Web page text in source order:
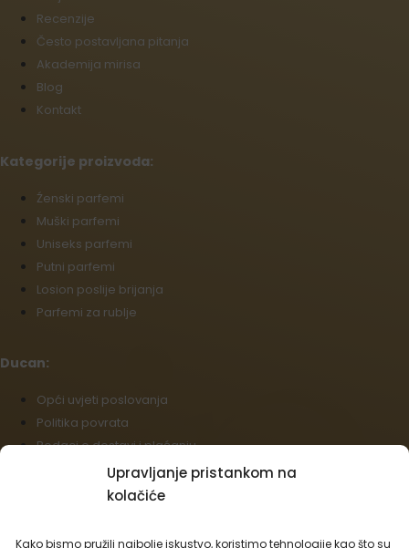
Upravljanje pristankom na
kolačiće
Kako bismo pružili najbolje iskustvo, koristimo tehnologije kao što su
Recenzije
Često postavljana pitanja
Akademija mirisa
Blog
Kontakt
Kategorije proizvoda:
Źenski parfemi
Muški parfemi
Uniseks parfemi
Putni parfemi
Losion poslije brijanja
Parfemi za rublje
Ducan:
Opći uvjeti poslovanja
Politika povrata
Podaci o dostavi i plaćanju
Politika kolačića (EU)
Veleprodaja